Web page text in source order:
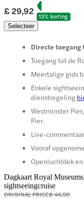
£ 29,92
13% korting
Selecteer
Directe toegang
Toegang tot de
Meertalige gids
Enkele
dienstregeling
Westminster
Pier.
Live-
Vooraf
Openluchtdek
Dagkaart Royal
sightseeingcruise
ORIGINAL PRICE£ 46,50